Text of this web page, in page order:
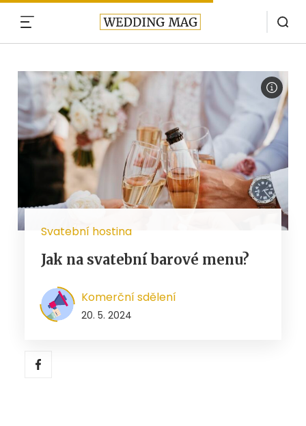
Svatební hostina
Jak na svatební barové menu?
Komerční sdělení
20. 5. 2024